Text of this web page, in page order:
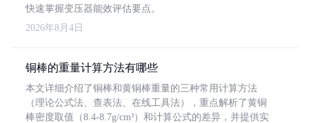
快速掌握变压器能效评估要点。
2026年8月4日
铜棒的重量计算方法有哪些
本文详细介绍了铜棒和黄铜棒重量的三种常用计算方法
（理论公式法、查表法、在线工具法），重点解析了黄铜
棒密度取值（8.4-8.7g/cm³）和计算公式的差异，并提供实